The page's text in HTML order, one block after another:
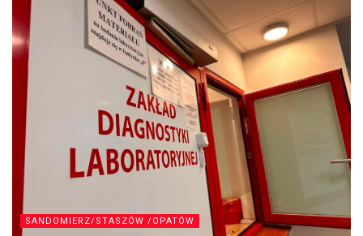
SANDOMIERZ/STASZÓW /OPATÓW